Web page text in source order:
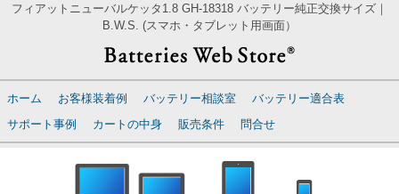
フィアットニューバルケッタ1.8 GH-18318 バッテリー純正交換サイズ｜
B.W.S. (スマホ・タブレット用画面）
ホーム お客様装着例 バッテリー相談室
バッテリー適合表
サポート事例
カートの中身 販売条件 問合せ